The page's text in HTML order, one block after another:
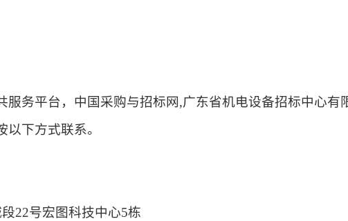
服务平台，中国采购与招标网,广东省机电设备招标中心有
下方式联系。
22号宏图科技中心5栋